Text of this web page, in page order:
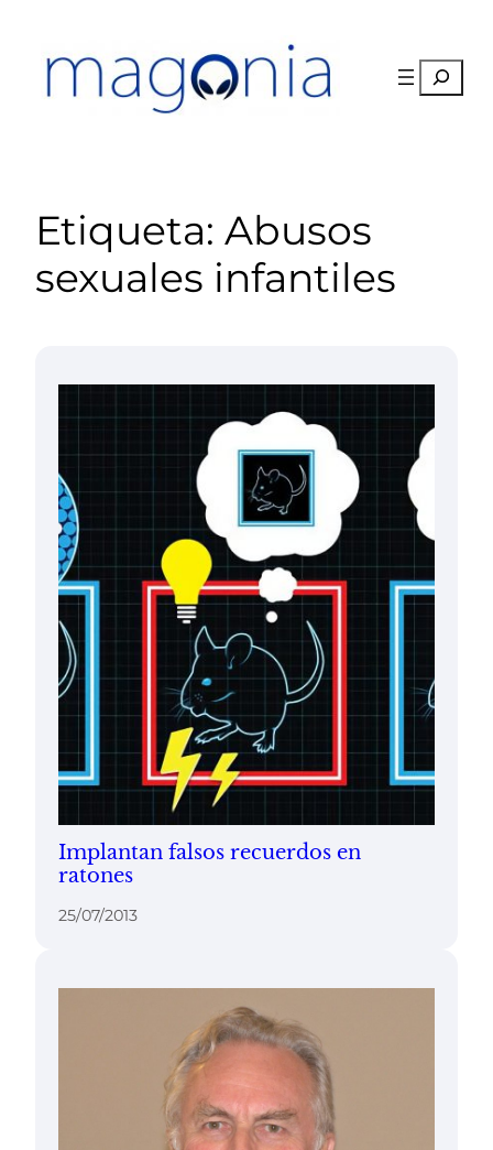
contenido
Buscar
Etiqueta: Abusos
sexuales infantiles
Implantan falsos recuerdos en
ratones
25/07/2013